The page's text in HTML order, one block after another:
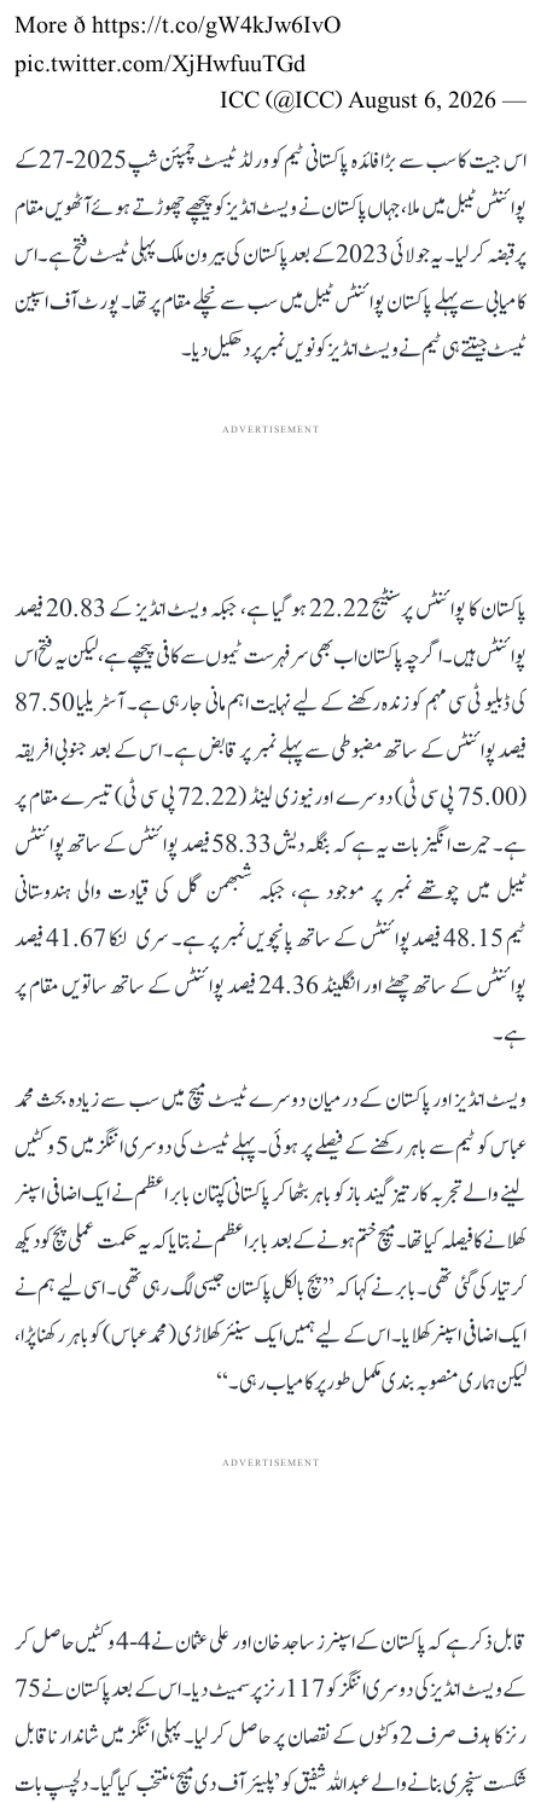
More ðhttps://t.co/gW4kJw6IvO
pic.twitter.com/XjHwfuuTGd
— ICC (@ICC)
August 6, 2026
اس جیت کا سب سے بڑا فائدہ پاکستانی ٹیم کو ورلڈ ٹیسٹ چمپئن شپ2025-27کے
پوائنٹس ٹیبل میں ملا، جہاں پاکستان نے ویسٹ انڈیز کو پیچھے چھوڑتے ہوئے آٹھویں مقام
پر قبضہ کر لیا۔ یہ جولائی 2023 کے بعد پاکستان کی بیرون ملک پہلی ٹیسٹ فتح ہے۔ اس
کامیابی سے پہلے پاکستان پوائنٹس ٹیبل میں سب سے نچلے مقام پر تھا۔ پورٹ آف اسپین
ٹیسٹ جیتتے ہی ٹیم نے ویسٹ انڈیز کو نویں نمبر پر دھکیل دیا۔
ADVERTISEMENT
پاکستان کا پوائنٹس پرسنٹیج 22.22 ہو گیا ہے، جبکہ ویسٹ انڈیز کے 20.83 فیصد
پوائنٹس ہیں۔ اگرچہ پاکستان اب بھی سرفہرست ٹیموں سے کافی پیچھے ہے، لیکن یہ فتح اس
کی ڈبلیو ٹی سی مہم کو زندہ رکھنے کے لیے نہایت اہم مانی جا رہی ہے۔ آسٹریلیا 87.50
فیصد پوائنٹس کے ساتھ مضبوطی سے پہلے نمبر پر قابض ہے۔ اس کے بعد جنوبی افریقہ
(75.00 پی سی ٹی) دوسرے اور نیوزی لینڈ (72.22 پی سی ٹی) تیسرے مقام پر
ہے۔ حیرت انگیز بات یہ ہے کہ بنگلہ دیش 58.33 فیصد پوائنٹس کے ساتھ پوائنٹس
ٹیبل میں چوتھے نمبر پر موجود ہے، جبکہ شبھمن گل کی قیادت والی ہندوستانی
ٹیم 48.15 فیصد پوائنٹس کے ساتھ پانچویں نمبر پر ہے۔ سری لنکا 41.67 فیصد
پوائنٹس کے ساتھ چھٹے اور انگلینڈ 24.36 فیصد پوائنٹس کے ساتھ ساتویں مقام پر
ہے۔
ویسٹ انڈیز اور پاکستان کے درمیان دوسرے ٹیسٹ میچ میں سب سے زیادہ بحث محمد
عباس کو ٹیم سے باہر رکھنے کے فیصلے پر ہوئی۔ پہلے ٹیسٹ کی دوسری اننگز میں 5 وکٹیں
لینے والے تجربہ کار تیز گیند باز کو باہر بٹھا کر پاکستانی کپتان بابر اعظم نے ایک اضافی اسپنر
کھلانے کا فیصلہ کیا تھا۔ میچ ختم ہونے کے بعد بابر اعظم نے بتایا کہ یہ حکمت عملی پچ کو دیکھ
کر تیار کی گئی تھی۔ بابر نے کہا کہ ’’پچ بالکل پاکستان جیسی لگ رہی تھی۔ اسی لیے ہم نے
ایک اضافی اسپنر کھلایا۔ اس کے لیے ہمیں ایک سینئر کھلاڑی (محمد عباس) کو باہر رکھنا پڑا،
لیکن ہماری منصوبہ بندی مکمل طور پر کامیاب رہی۔‘‘
ADVERTISEMENT
قابل ذکر ہے کہ پاکستان کے اسپنرز ساجد خان اور علی عثمان نے 4-4 وکٹیں حاصل کر
کے ویسٹ انڈیز کی دوسری اننگز کو 117 رنز پر سمیٹ دیا۔ اس کے بعد پاکستان نے 75
رنز کا ہدف صرف 2 وکٹوں کے نقصان پر حاصل کر لیا۔ پہلی اننگز میں شاندار ناقابل
شکست سنچری بنانے والے عبداللہ شفیق کو ’پلیئر آف دی میچ‘ منتخب کیا گیا۔ دلچسپ بات